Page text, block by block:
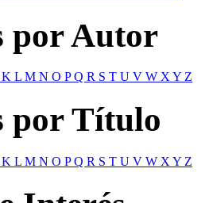
por Autor
K L M N O PQ R S T U V W XY Z
por Título
K L M N O PQ R S T U V W X Y Z